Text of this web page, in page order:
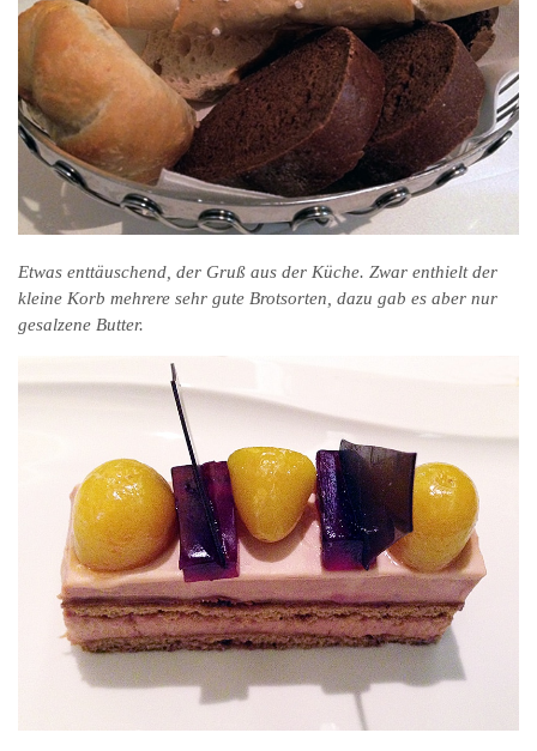
Etwas enttäuschend, der Gruß aus der Küche. Zwar enthielt der
kleine Korb mehrere sehr gute Brotsorten, dazu gab es aber nur
gesalzene Butter.